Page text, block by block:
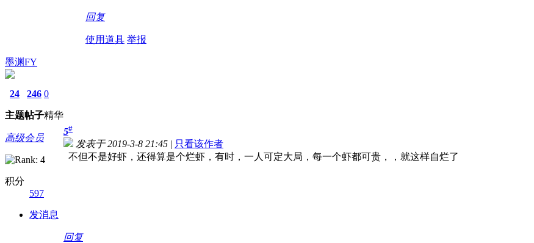
回复
使用道具 举报
墨渊FY
24
主题
246
帖子
0
精华
高级会员
积分
597
发消息
5#
发表于 2019-3-8 21:45 | 只看该作者
不但不是好虾，还得算是个烂虾，有时，一人可定大局，每一个虾都可贵，，就这样自烂了
回复